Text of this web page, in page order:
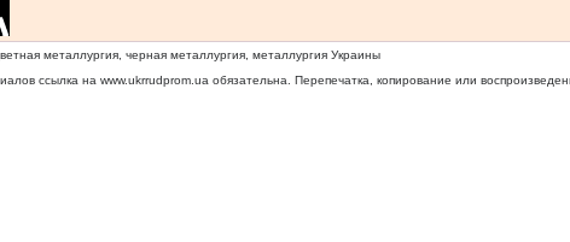
металлургия, черная металлургия, металлургия Украины
ссылка на www.ukrrudprom.ua обязательна. Перепечатка, копирование или